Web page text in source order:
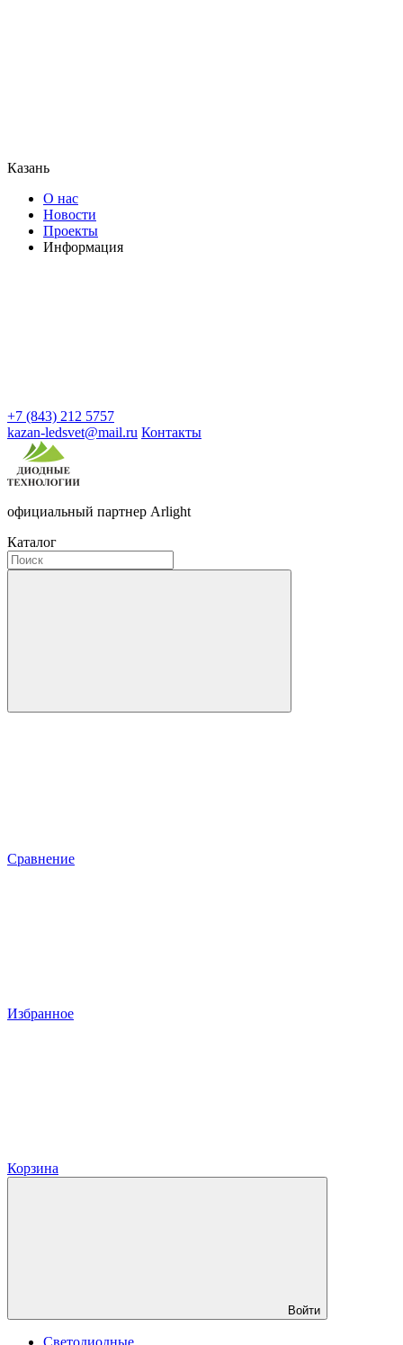
Казань
О нас
Новости
Проекты
Информация
+7 (843) 212 5757
kazan-ledsvet@mail.ru Контакты
официальный партнер Arlight
Каталог
Сравнение
Избранное
Корзина
Войти
Светодиодные